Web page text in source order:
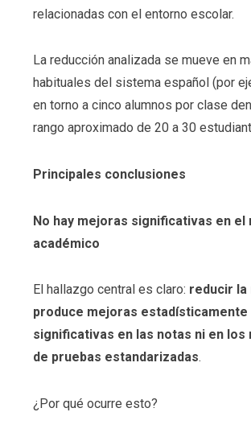
relacionadas con el entorno escolar.
La reducción analizada se mueve en
habituales del sistema español (por
en torno a cinco alumnos por clase
rango aproximado de 20 a 30
Principales conclusiones
No hay mejoras significativas en el
académico
El hallazgo central es claro: reducir la
produce mejoras estadísticamente
significativas en las notas ni en los
de pruebas estandarizadas.
¿Por qué ocurre esto?